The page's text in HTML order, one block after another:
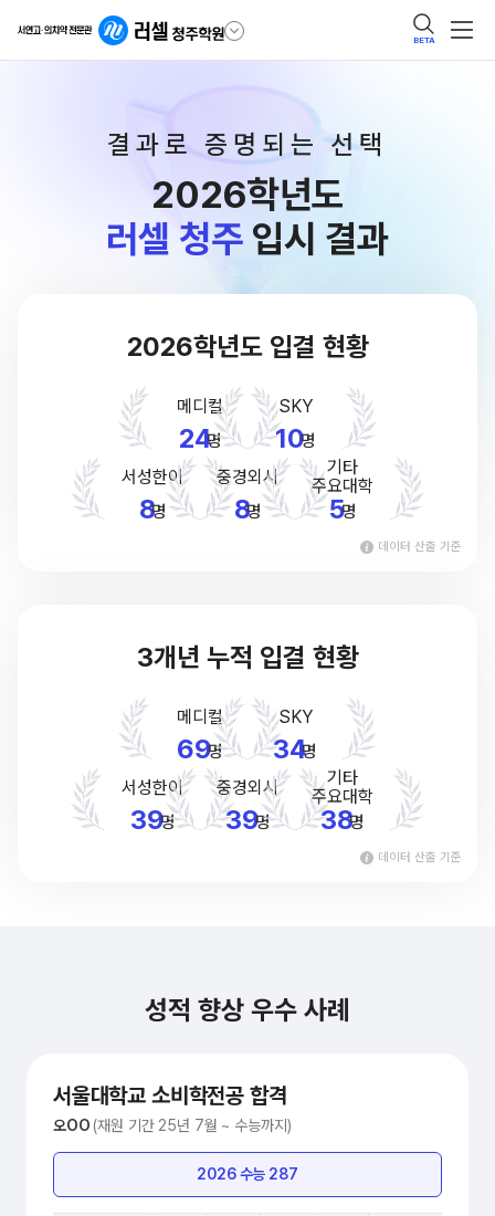
BETA
결과로 증명되는 선택
2026학년도
러셀 청주 입시 결과
2026학년도 입결 현황
메디컬
24명
SKY
10명
서성한이
8명
중경외시
8명
기타
주요대학
5명
데이터 산출 기준
3개년 누적 입결 현황
메디컬
69명
SKY
34명
서성한이
39명
중경외시
39명
기타
주요대학
38명
데이터 산출 기준
성적 향상 우수 사례
서울대학교 소비학전공 합격
오OO (재원 기간 25년 7월 ~ 수능까지)
2026 수능 287